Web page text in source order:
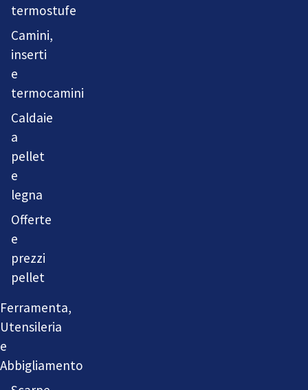
termostufe
Camini,
inserti
e
termocamini
Caldaie
a
pellet
e
legna
Offerte
e
prezzi
pellet
Ferramenta,
Utensileria
e
Abbigliamento